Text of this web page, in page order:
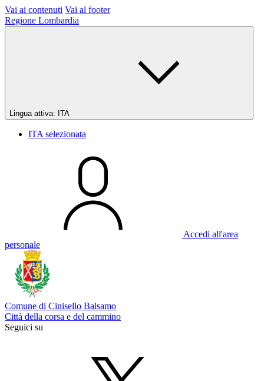
Vai ai contenuti Vai al footer
Regione Lombardia
Lingua attiva: ITA
ITA selezionata
Accedi all'area
personale
Comune di Cinisello Balsamo
Città della corsa e del cammino
Seguici su